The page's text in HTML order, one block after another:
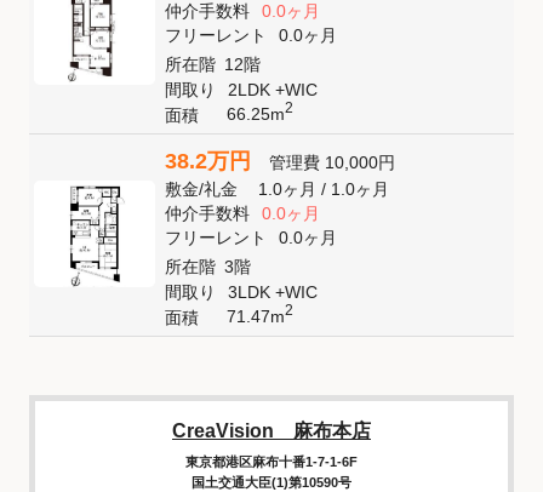
仲介手数料
0.0ヶ月
フリーレント
0.0ヶ月
所在階 12階
間取り
2LDK +WIC
面積
66.25m2
38.2万円 管理費 10,000円
敷金/礼金 1.0ヶ月/ 1.0ヶ月
仲介手数料
0.0ヶ月
フリーレント
0.0ヶ月
所在階 3階
間取り
3LDK +WIC
面積
71.47m2
CreaVision 麻布本店
東京都港区麻布十番1-7-1-6F
国土交通大臣(1)第10590号